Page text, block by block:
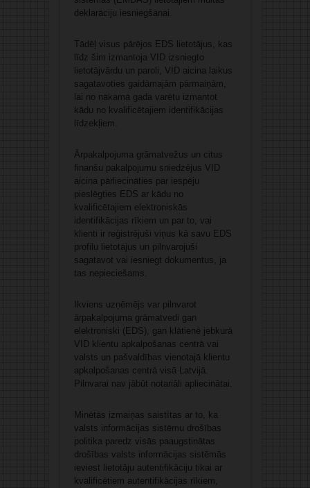
deklarāciju iesniegšanai.
Tādēļ visus pārējos EDS lietotājus, kas
līdz šim izmantoja VID izsniegto
lietotājvārdu un paroli, VID aicina laikus
sagatavoties gaidāmajām pārmaiņām,
lai no nākamā gada varētu izmantot
kādu no kvalificētajiem identifikācijas
līdzekļiem.
Ārpakalpojuma grāmatvežus un citus
finanšu pakalpojumu sniedzējus VID
aicina pārliecināties par iespēju
pieslēgties EDS ar kādu no
kvalificētajiem elektroniskās
identifikācijas rīkiem un par to, vai
klienti ir reģistrējuši viņus kā savu EDS
profilu lietotājus un pilnvarojuši
sagatavot vai iesniegt dokumentus, ja
tas nepieciešams.
Ikviens uzņēmējs var pilnvarot
ārpakalpojuma grāmatvedi gan
elektroniski (EDS), gan klātienē jebkurā
VID klientu apkalpošanas centrā vai
valsts un pašvaldības vienotajā klientu
apkalpošanas centrā visā Latvijā.
Pilnvarai nav jābūt notariāli apliecinātai.
Minētās izmaiņas saistītas ar to, ka
valsts informācijas sistēmu drošības
politika paredz visās paaugstinātas
drošības valsts informācijas sistēmās
ieviest lietotāju autentifikāciju tikai ar
kvalificētiem autentifikācijas rīkiem,